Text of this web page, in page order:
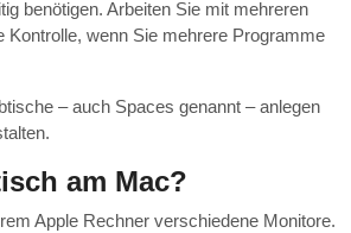
benötigen. Arbeiten Sie mit mehreren
Kontrolle, wenn Sie mehrere Programme
– auch Spaces genannt – anlegen
am Mac?
Apple Rechner verschiedene Monitore.